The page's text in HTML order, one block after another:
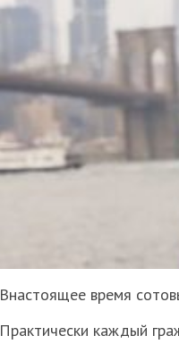
Внастоящее время
Практически каждый